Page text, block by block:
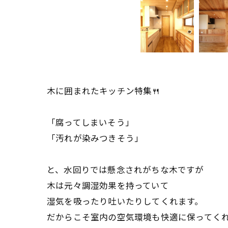
木に囲まれたキッチン特集🍴
「腐ってしまいそう」
「汚れが染みつきそう」
と、水回りでは懸念されがちな木ですが
木は元々調湿効果を持っていて
湿気を吸ったり吐いたりしてくれます。
だからこそ室内の空気環境も快適に保ってく